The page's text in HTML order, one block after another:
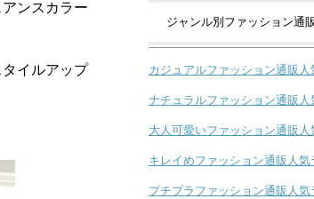
ンスカラー
イルアップ
ジャンル別ファッション通
カジュアルファッション通販人
ナチュラルファッション通販人
大人可愛いファッション通販人
キレイめファッション通販人気
プチプラファッション通販人気